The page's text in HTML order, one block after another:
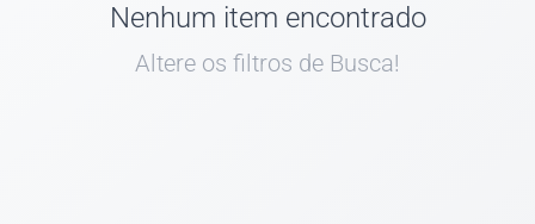
Nenhum item encontrado
Altere os filtros de Busca!